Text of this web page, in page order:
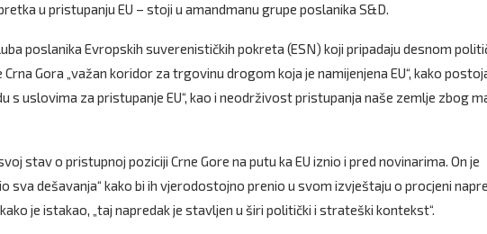
u pristupanju EU – stoji u amandmanu grupe poslanika S&D.
poslanika Evropskih suverenističkih pokreta (ESN) koji pripadaju desnom
Gora „važan koridor za trgovinu drogom koja je namijenjena EU“, kako
s uslovima za pristupanje EU“, kao i neodrživost pristupanja naše zemlje zbog
stav o pristupnoj poziciji Crne Gore na putu ka EU iznio i pred novinarima. On je
sva dešavanja“ kako bi ih vjerodostojno prenio u svom izvještaju o procjeni
je istakao, „taj napredak je stavljen u širi politički i strateški kontekst“.